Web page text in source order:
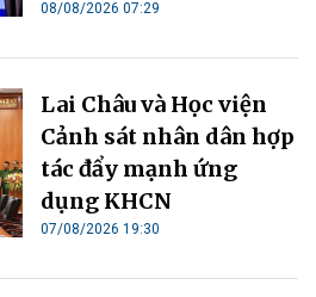
08/08/2026 07:29
Lai Châu và Học viện
Cảnh sát nhân dân hợp
tác đẩy mạnh ứng
dụng KHCN
07/08/2026 19:30